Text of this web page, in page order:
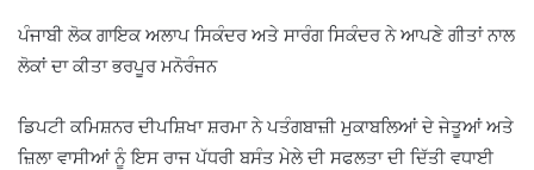
ਪੰਜਾਬੀ ਲੋਕ ਗਾਇਕ ਅਲਾਪ ਸਿਕੰਦਰ ਅਤੇ ਸਾਰੰਗ ਸਿਕੰਦਰ ਨੇ ਆਪਣੇ ਗੀਤਾਂ ਨਾਲ
ਲੋਕਾਂ ਦਾ ਕੀਤਾ ਭਰਪੂਰ ਮਨੋਰੰਜਨ
ਡਿਪਟੀ ਕਮਿਸ਼ਨਰ ਦੀਪਸ਼ਿਖਾ ਸ਼ਰਮਾ ਨੇ ਪਤੰਗਬਾਜ਼ੀ ਮੁਕਾਬਲਿਆਂ ਦੇ ਜੇਤੂਆਂ ਅਤੇ
ਜ਼ਿਲਾ ਵਾਸੀਆਂ ਨੂੰ ਇਸ ਰਾਜ ਪੱਧਰੀ ਬਸੰਤ ਮੇਲੇ ਦੀ ਸਫਲਤਾ ਦੀ ਦਿੱਤੀ ਵਧਾਈ